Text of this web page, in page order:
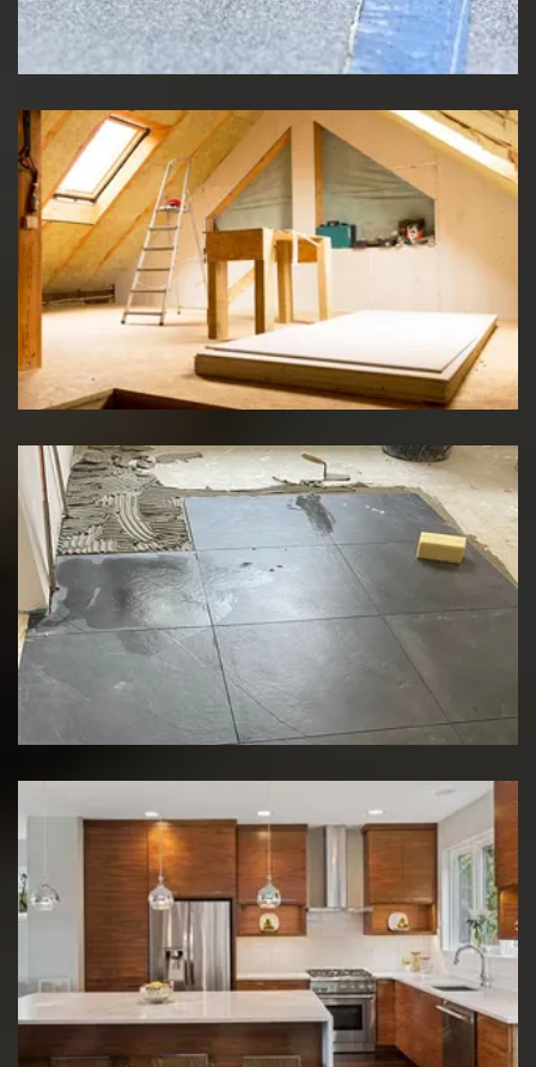
Etancheité de toiture
Travaux d'isolation
Rénovation de sol
Rénovation de cuisine